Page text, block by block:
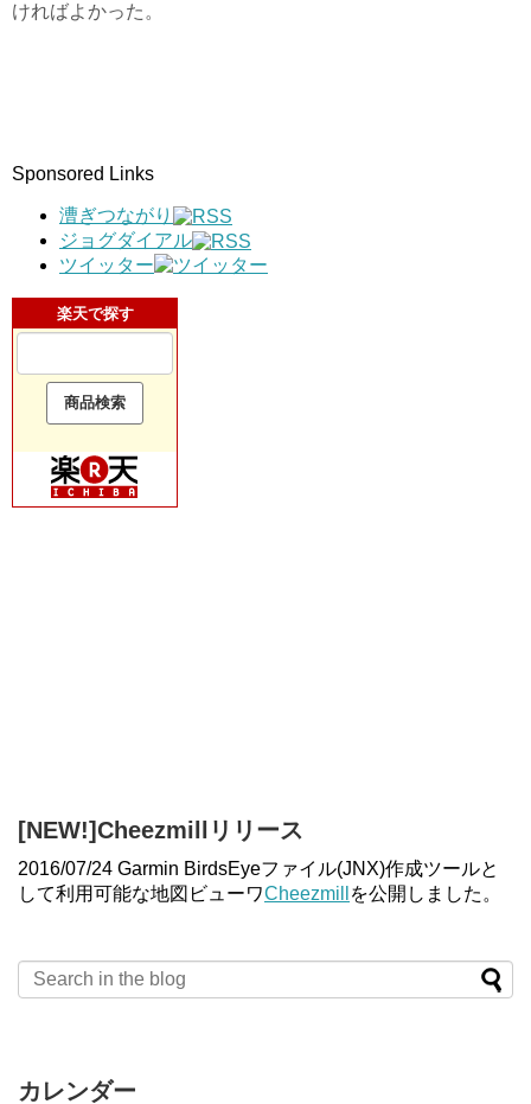
ければよかった。
Sponsored Links
漕ぎつながり
ジョグダイアル
ツイッター
楽天で探す
[NEW!]Cheezmillリリース
2016/07/24 Garmin BirdsEyeファイル(JNX)作成ツールと
して利用可能な地図ビューワCheezmill を公開しました。
カレンダー